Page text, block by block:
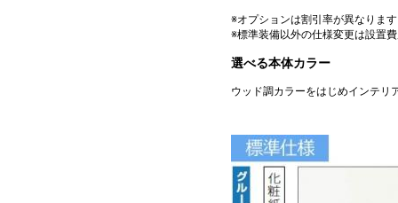
※オプションは割引率が異なりま
※標準装備以外の仕様変更は設置
選べる本体カラー
ウッド調カラーをはじめインテリ